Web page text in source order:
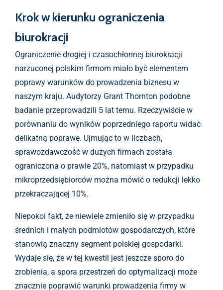
Krok w kierunku ograniczenia
biurokracji
Ograniczenie drogiej i czasochłonnej biurokracji
narzuconej polskim firmom miało być elementem
poprawy warunków do prowadzenia biznesu w
naszym kraju. Audytorzy Grant Thornton podobne
badanie przeprowadzili 5 lat temu. Rzeczywiście w
porównaniu do wyników poprzedniego raportu widać
delikatną poprawę. Ujmując to w liczbach,
sprawozdawczość w dużych firmach została
ograniczona o prawie 20%, natomiast w przypadku
mikroprzedsiębiorców można mówić o redukcji lekko
przekraczającej 10%.
Niepokoi fakt, że niewiele zmieniło się w przypadku
średnich i małych podmiotów gospodarczych, które
stanowią znaczny segment polskiej gospodarki.
Wydaje się, że w tej kwestii jest jeszcze sporo do
zrobienia, a spora przestrzeń do optymalizacji może
znacznie poprawić warunki prowadzenia firmy w